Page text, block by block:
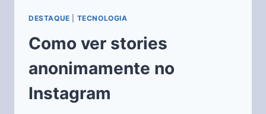
DESTAQUE TECNOLOGIA
Como ver stories
anonimamente no
Instagram